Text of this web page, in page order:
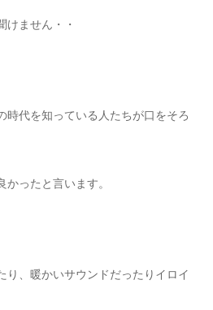
けません・・
時代を知っている人たちが口をそろ
かったと言います。
り、暖かいサウンドだったりイロイ